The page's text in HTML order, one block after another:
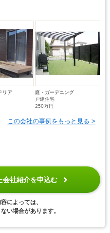
リア
庭・ガーデニング
戸建住宅
250万円
この会社の事例をもっと見る >
会社紹介を申込む
によっては、
い場合があります。